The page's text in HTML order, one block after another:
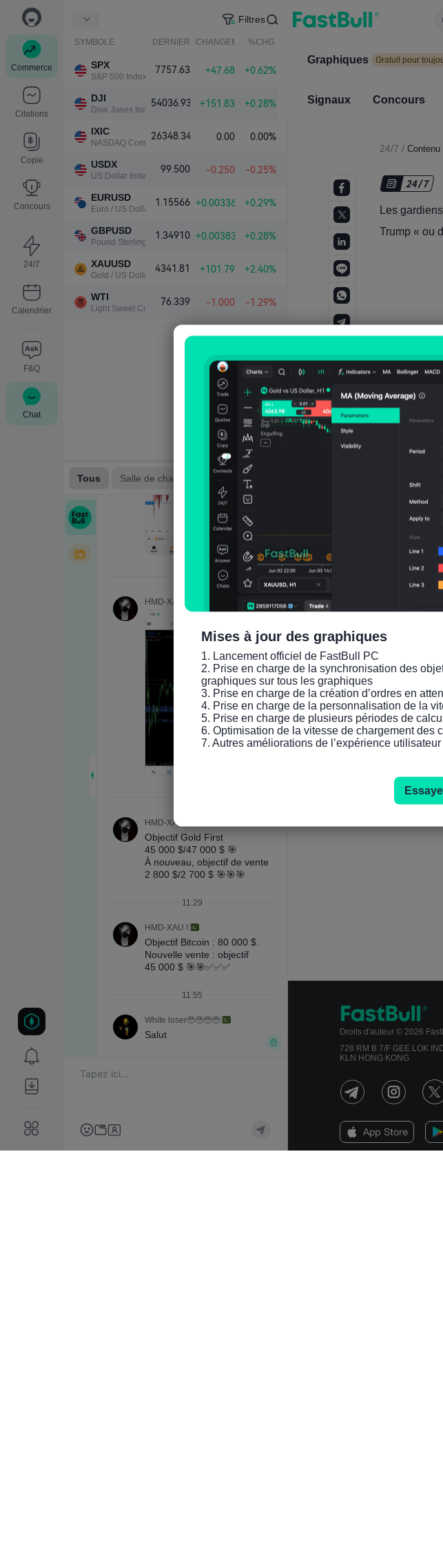
Commerce
Citations
Copie
Concours
24/7
Calendrier
F&Q
Chat
Filtres
SYMBOLE DERNIER CHANGEMENT NET.
%CHG.
SPX
S&P 500 Index
7757.63 +47.68 +0.62%
DJI
Dow Jones Industrial Average
54036.93 +151.83 +0.28%
IXIC
NASDAQ Composite Index
26348.34 0.00 0.00%
USDX
US Dollar Index
99.500 -0.250 -0.25%
EURUSD
Euro / US Dollar
1.15566 +0.00336 +0.29%
GBPUSD
Pound Sterling / US Dollar
1.34910 +0.00383 +0.28%
XAUUSD
Gold / US Dollar
4341.81 +101.79 +2.40%
WTI
Light Sweet Crude Oil
76.339 -1.000 -1.29%
Recherche
Graphiques Gratuit pour
Signaux Concours
24/7 /
Les
Trump « ou
Droits d'auteur © 2026
728 RM B 7/F GEE LOK
KLN HONG KONG
Mises à jour des graphiques
1. Lancement officiel de FastBull PC
2. Prise en charge de la synchronisation des
graphiques sur tous les graphiques
3. Prise en charge de la création d’ordres en
4. Prise en charge de la personnalisation de la
5. Prise en charge de plusieurs périodes de
6. Optimisation de la vitesse de chargement des
7. Autres améliorations de l’expérience